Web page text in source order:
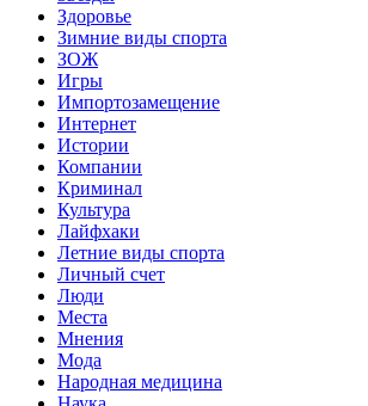
Здоровье
Зимние виды спорта
ЗОЖ
Игры
Импортозамещение
Интернет
Истории
Компании
Криминал
Культура
Лайфхаки
Летние виды спорта
Личный счет
Люди
Места
Мнения
Мода
Народная медицина